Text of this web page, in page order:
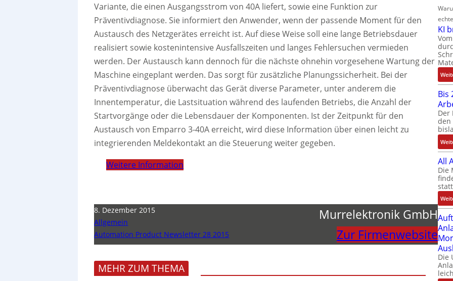
Variante, die einen Ausgangsstrom von 40A liefert, sowie eine Funktion zur
Präventivdiagnose. Sie informiert den Anwender, wenn der passende Moment für den
Austausch des Netzgerätes erreicht ist. Auf diese Weise soll eine lange Betriebsdauer
realisiert sowie kostenintensive Ausfallszeiten und langes Fehlersuchen vermieden
werden. Der Austausch kann dennoch für die nächste ohnehin vorgesehene Wartung der
Maschine eingeplant werden. Das sorgt für zusätzliche Planungssicherheit. Bei der
Präventivdiagnose überwacht das Gerät diverse Parameter, unter anderem die
Innentemperatur, die Lastsituation während des laufenden Betriebs, die Anzahl der
Startvorgänge oder die Lebensdauer der Komponenten. Ist der Zeitpunkt für den
Austausch von Emparro 3-40A erreicht, wird diese Information über einen leicht zu
integrierenden Meldekontakt an die Steuerung weiter gegeben.
Weitere Information
8. Dezember 2015
Allgemein
Automation Product Newsletter 28 2015
Murrelektronik GmbH
Zur Firmenwebsite
MEHR ZUM THEMA
KI
Bis
Der
den
All
Die
Die